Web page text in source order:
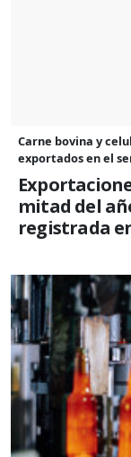
Carne bovina y
exportados en el
mitad del
registrada